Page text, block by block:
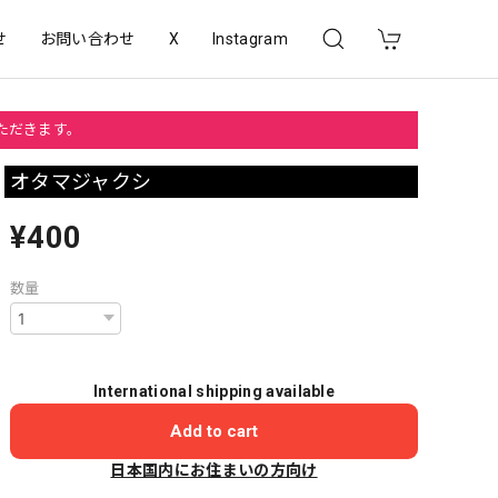
お問い合わせ X Instagram
きます。
オタマジャクシ
¥400
数量
International shipping available
Add to cart
日本国内にお住まいの方向け